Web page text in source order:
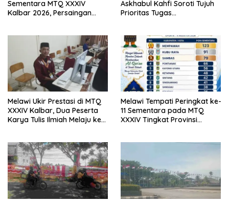
Sementara MTQ XXXIV
Kalbar 2026, Persaingan
Askhabul Kahfi Soroti Tujuh
Prioritas Tugas
Melawi Ukir Prestasi di MTQ
XXXIV Kalbar, Dua Peserta
Karya Tulis Ilmiah Melaju ke
Melawi Tempati Peringkat ke-
11 Sementara pada MTQ
XXXIV Tingkat Provinsi